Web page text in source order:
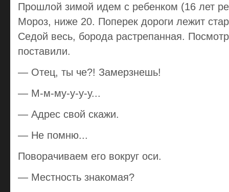
Прошлой зимой идем с ребенком (16 лет
Мороз, ниже 20. Поперек дороги лежит
Седой весь, борода растрепанная.
поставили.
— Отец, ты че?! Замерзнешь!
— М-м-му-у-у-у...
— Адрес свой скажи.
— Не помню...
Поворачиваем его вокруг оси.
— Местность знакомая?